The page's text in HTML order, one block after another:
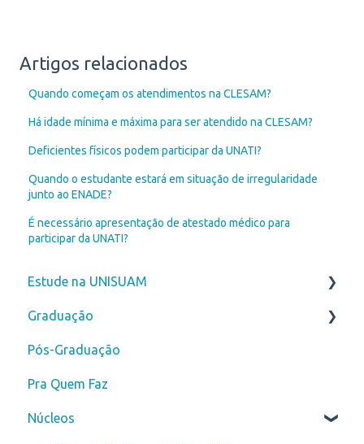
Artigos relacionados
Quando começam os atendimentos na CLESAM?
Há idade mínima e máxima para ser atendido na CLESAM?
Deficientes físicos podem participar da UNATI?
Quando o estudante estará em situação de irregularidade
junto ao ENADE?
É necessário apresentação de atestado médico para
participar da UNATI?
Estude na UNISUAM
Vestibular
ENEM
Transferência
Segunda Graduação
Graduação
Novos alunos
Curso de Férias
Secretaria
Pós-Graduação
Pra Quem Faz
Núcleos